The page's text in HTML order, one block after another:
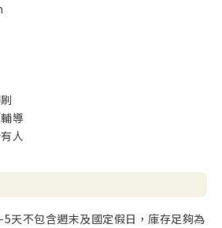
導
人
天不包含週末及國定假日，庫存足夠為